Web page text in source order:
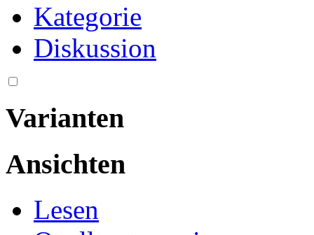
Kategorie
Diskussion
Varianten
Ansichten
Lesen